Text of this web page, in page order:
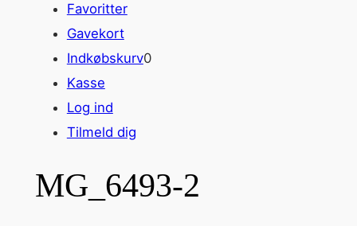
Favoritter
Gavekort
Indkøbskurv0
Kasse
Log ind
Tilmeld dig
MG_6493-2